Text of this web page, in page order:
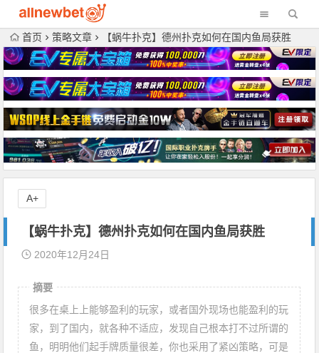
首页 策略文章 【蜗牛扑克】德州扑克如何在国内鱼局获胜
【蜗牛扑克】德州扑克如何在国内鱼局获胜
2020年12月24日
摘要
很多在桌上上能够盈利的玩家，或者国外现场也能盈利的玩
家，到了国内，就各种不适应，发现自己根本打不过所谓的
鱼，明明他们起手牌质量很差，你也采用了紧凶策略，可是
A+